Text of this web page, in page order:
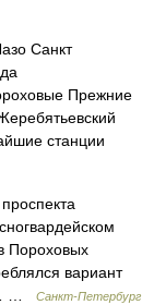
Санкт
Прежние
станции
Пороховых
вариант
…
Санкт-Петербург